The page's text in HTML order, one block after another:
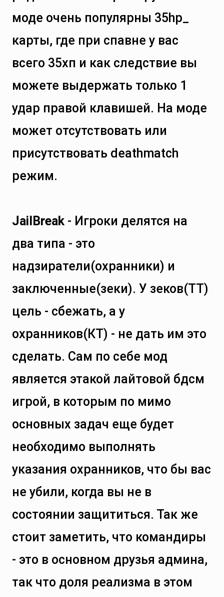
моде очень популярны 35hp_
карты, где при спавне у вас
всего 35хп и как следствие вы
можете выдержать только 1
удар правой клавишей. На моде
может отсутствовать или
присутствовать deathmatch
режим.
JailBreak - Игроки делятся на
два типа - это
надзиратели(охранники) и
заключенные(зеки). У зеков(ТТ)
цель - сбежать, а у
охранников(КТ) - не дать им это
сделать. Сам по себе мод
является этакой лайтовой бдсм
игрой, в которым по мимо
основных задач еще будет
необходимо выполнять
указания охранников, что бы вас
не убили, когда вы не в
состоянии защититься. Так же
стоит заметить, что командиры
- это в основном друзья админа,
так что доля реализма в этом